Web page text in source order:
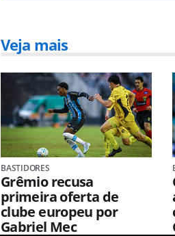
Veja mais
BASTIDORES
Grêmio recusa
primeira oferta de
clube europeu por
Gabriel Mec